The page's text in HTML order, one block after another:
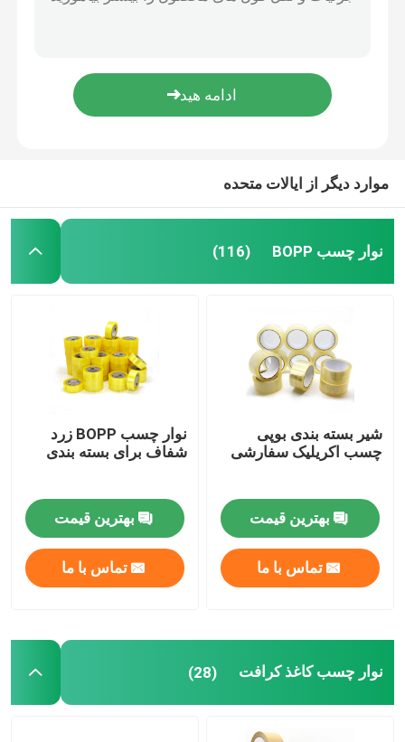
رول جامبو نوار BOPP
رول فیلم کششی
نوار چسب پلی آمید
نوار چسب فوم
نوار MOPP
رول فیلم محافظ
رول جامبو کاغذ کرافت
موارد دیگر از ایالات متحده
نوار چسب BOPP (116)
شیر بسته بندی بوپی
چسب اکریلیک سفارشی
بهترین قیمت
تماس با ما
نوار چسب BOPP زرد
شفاف برای بسته بندی
بهترین قیمت
تماس با ما
نوار چسب کاغذ کرافت (28)